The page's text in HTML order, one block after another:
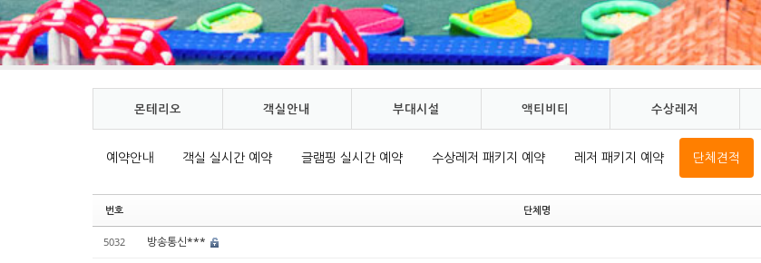
몬테리오 객실안내 부대시설 액티비티 수상레저
예약안내 객실 실시간 예약 글램핑 실시간 예약 수상레저 패키지 예약 레저 패키지 예약 단체견적
번호 단체명
5032 방송통신***